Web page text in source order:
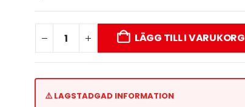
LÄGG TILL I VARUKORG
⚠️ LAGSTADGAD INFORMATION